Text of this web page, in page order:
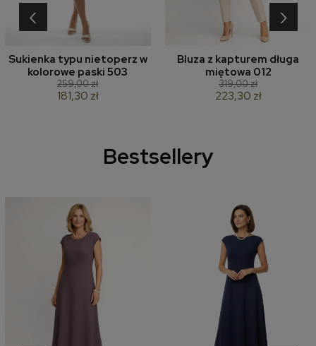
Sukienka typu nietoperz w
kolorowe paski 503
259,00 zł
181,30 zł
Bluza z kapturem długa
miętowa 012
319,00 zł
223,30 zł
‹ ›
Bestsellery